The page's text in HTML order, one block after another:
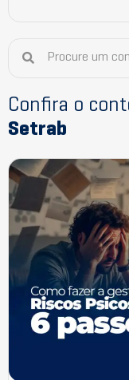
Confira o
Setrab